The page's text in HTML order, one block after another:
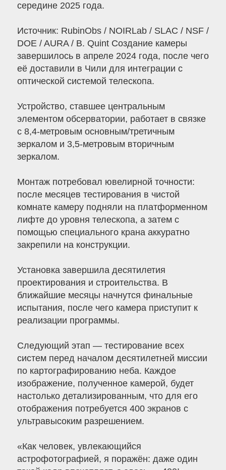
середине 2025 года.
Источник: RubinObs / NOIRLab / SLAC / NSF /
DOE / AURA / B. Quint Создание камеры
завершилось в апреле 2024 года, после чего
её доставили в Чили для интеграции с
оптической системой телескопа.
Устройство, ставшее центральным
элементом обсерватории, работает в связке
с 8,4-метровым основным/третичным
зеркалом и 3,5-метровым вторичным
зеркалом.
Монтаж потребовал ювелирной точности:
после месяцев тестирования в чистой
комнате камеру подняли на платформенном
лифте до уровня телескопа, а затем с
помощью специального крана аккуратно
закрепили на конструкции.
Установка завершила десятилетия
проектирования и строительства. В
ближайшие месяцы начнутся финальные
испытания, после чего камера приступит к
реализации программы.
Следующий этап — тестирование всех
систем перед началом десятилетней миссии
по картографированию неба. Каждое
изображение, полученное камерой, будет
настолько детализированным, что для его
отображения потребуется 400 экранов с
ультравысоким разрешением.
«Как человек, увлекающийся
астрофотографией, я поражён: даже один